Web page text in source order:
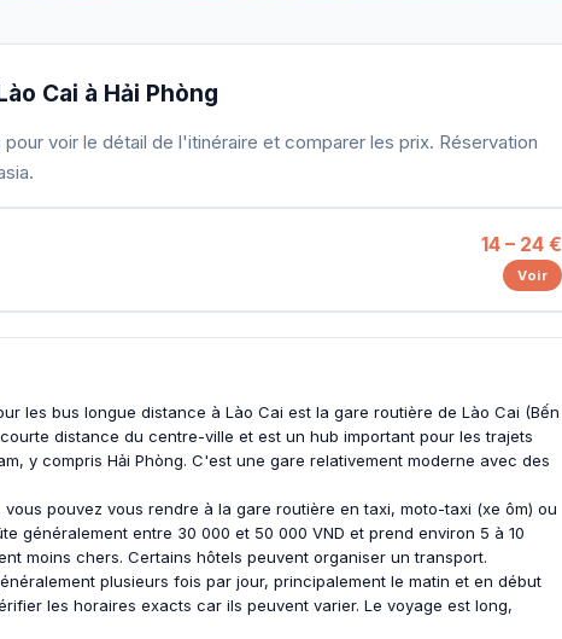
Cai à Hải Phòng
voir le détail de l'itinéraire et comparer les prix. Réservation
14 – 24 €
Voir
les bus longue distance à Lào Cai est la gare routière de Lào Cai (Bến
distance du centre-ville et est un hub important pour les trajets
y compris Hải Phòng. C'est une gare relativement moderne avec des
pouvez vous rendre à la gare routière en taxi, moto-taxi (xe ôm) ou
généralement entre 30 000 et 50 000 VND et prend environ 5 à 10
moins chers. Certains hôtels peuvent organiser un transport.
plusieurs fois par jour, principalement le matin et en début
les horaires exacts car ils peuvent varier. Le voyage est long,